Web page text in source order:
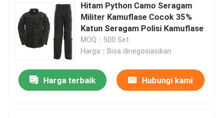
Tentang kami
Tur Pabrik
Kontrol kualitas
Hitam Python Camo Seragam
Militer Kamuflase Cocok 35%
Katun Seragam Polisi Kamuflase
MOQ：500 Set
Harga：Bisa dinegosiasikan
Harga terbaik Hubungi kami